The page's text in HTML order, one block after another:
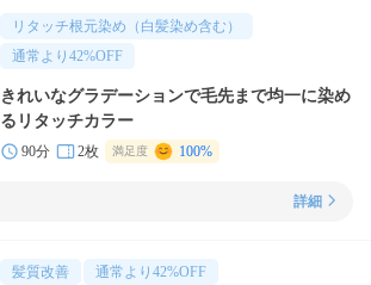
リタッチ根元染め（白髪染め含む）
通常より 42%OFF
きれいなグラデーションで毛先まで均一に染め
るリタッチカラー
90分 2枚 満足度 100%
詳細
髪質改善 通常より 42%OFF